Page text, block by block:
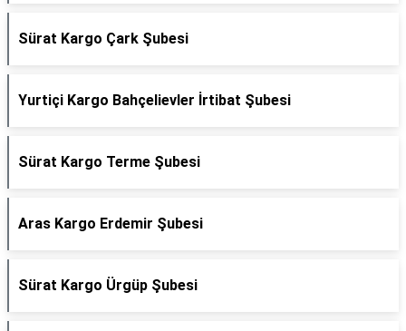
Sürat Kargo Çark Şubesi
Yurtiçi Kargo Bahçelievler İrtibat Şubesi
Sürat Kargo Terme Şubesi
Aras Kargo Erdemir Şubesi
Sürat Kargo Ürgüp Şubesi